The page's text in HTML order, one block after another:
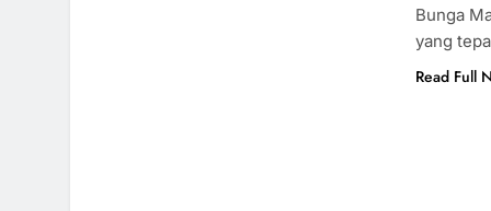
Bunga
yang
Read Full